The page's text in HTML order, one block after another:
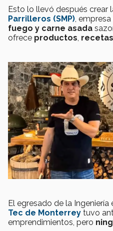
Esto lo llevó después crear
Parrilleros (SMP) ,
fuego y carne asada
ofrece productos
El egresado de la Ingeniería
Tec de Monterrey tuvo
emprendimientos, pero